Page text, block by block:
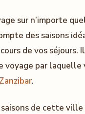
sur n’importe
des saisons
de vos
voyage par laquelle
.
de cette ville